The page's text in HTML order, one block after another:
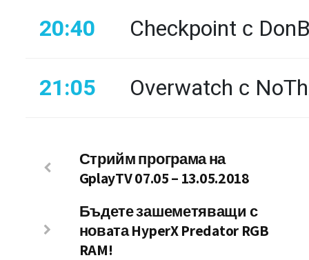
20:40
Checkpoint с
21:05
Overwatch с
Стрийм програма на
GplayTV 07.05 – 13.05.2018
Бъдете зашеметяващи с
новaта HyperX Predator RGB
RAM!